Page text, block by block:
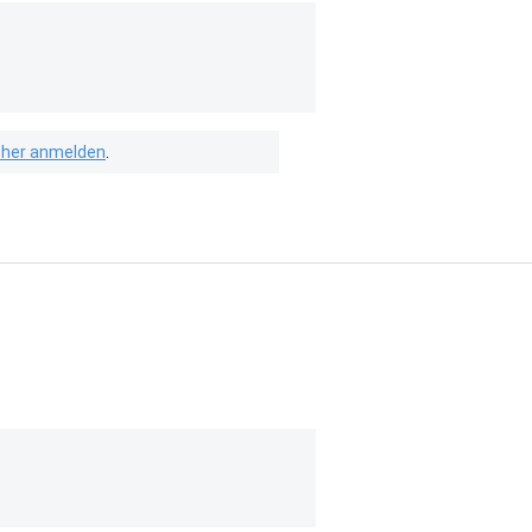
anmelden